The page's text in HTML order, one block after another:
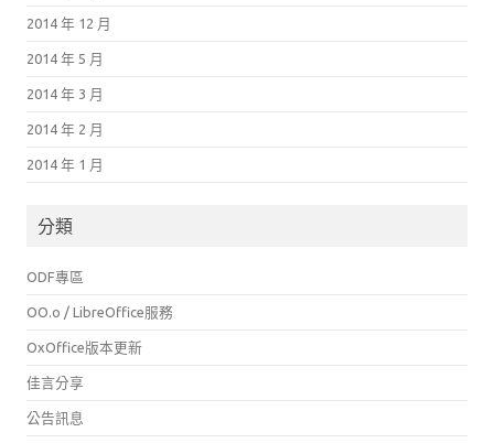
2014 年 12 月
2014 年 5 月
2014 年 3 月
2014 年 2 月
2014 年 1 月
分類
ODF專區
OO.o / LibreOffice服務
OxOffice版本更新
佳言分享
公告訊息